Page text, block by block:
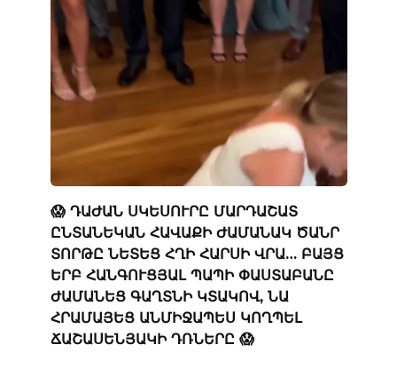
😱 ԴԱԺԱՆ ՍԿԵՍՈՒՐԸ ՄԱՐԴԱՇԱՏ
ԸՆՏԱՆԵԿԱՆ ՀԱՎԱՔԻ ԺԱՄԱՆԱԿ ԾԱՆՐ
ՏՈՐԹԸ ՆԵՏԵՑ ՀՂԻ ՀԱՐՍԻ ՎՐԱ… ԲԱՅՑ
ԵՐԲ ՀԱՆԳՈՒՑՅԱԼ ՊԱՊԻ ՓԱՍՏԱԲԱՆԸ
ԺԱՄԱՆԵՑ ԳԱՂՏՆԻ ԿՏԱԿՈՎ, ՆԱ
ՀՐԱՄԱՅԵՑ ԱՆՄԻՋԱՊԵՍ ԿՈՂՊԵԼ
ՃԱՇԱՍԵՆՅԱԿԻ ԴՌՆԵՐԸ 😱